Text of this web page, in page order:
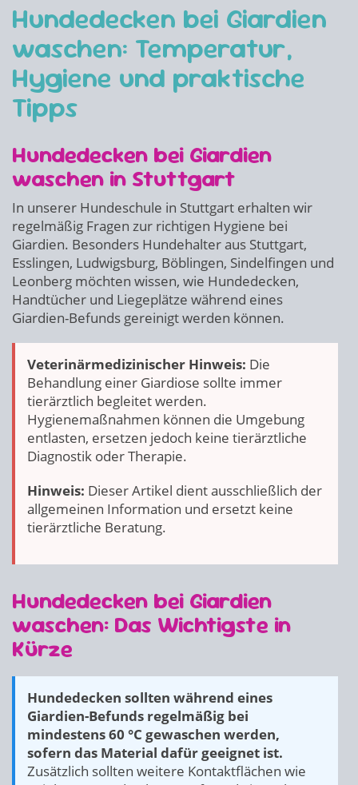
Hundedecken bei Giardien
waschen: Temperatur,
Hygiene und praktische
Tipps
Hundedecken bei Giardien
waschen in Stuttgart
In unserer Hundeschule in Stuttgart erhalten wir
regelmäßig Fragen zur richtigen Hygiene bei
Giardien. Besonders Hundehalter aus Stuttgart,
Esslingen, Ludwigsburg, Böblingen, Sindelfingen und
Leonberg möchten wissen, wie Hundedecken,
Handtücher und Liegeplätze während eines
Giardien-Befunds gereinigt werden können.
Veterinärmedizinischer Hinweis: Die
Behandlung einer Giardiose sollte immer
tierärztlich begleitet werden.
Hygienemaßnahmen können die Umgebung
entlasten, ersetzen jedoch keine tierärztliche
Diagnostik oder Therapie.
Hinweis: Dieser Artikel dient ausschließlich der
allgemeinen Information und ersetzt keine
tierärztliche Beratung.
Hundedecken bei Giardien
waschen: Das Wichtigste in
Kürze
Hundedecken sollten während eines
Giardien-Befunds regelmäßig bei
mindestens 60 °C gewaschen werden,
sofern das Material dafür geeignet ist.
Zusätzlich sollten weitere Kontaktflächen wie